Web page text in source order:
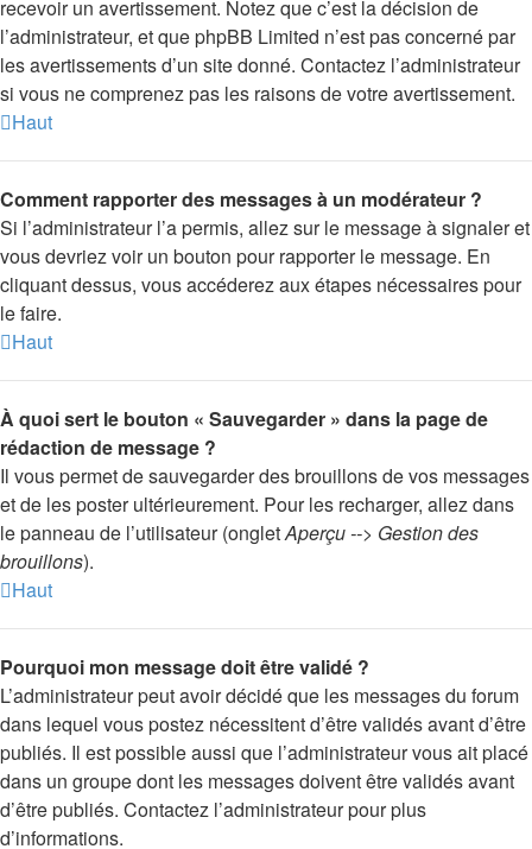
recevoir un avertissement. Notez que c’est la décision de
l’administrateur, et que phpBB Limited n’est pas concerné par
les avertissements d’un site donné. Contactez l’administrateur
si vous ne comprenez pas les raisons de votre avertissement.
Haut
Comment rapporter des messages à un modérateur ?
Si l’administrateur l’a permis, allez sur le message à signaler et
vous devriez voir un bouton pour rapporter le message. En
cliquant dessus, vous accéderez aux étapes nécessaires pour
le faire.
Haut
À quoi sert le bouton « Sauvegarder » dans la page de
rédaction de message ?
Il vous permet de sauvegarder des brouillons de vos messages
et de les poster ultérieurement. Pour les recharger, allez dans
le panneau de l’utilisateur (ongletAperçu --> Gestion des
brouillons).
Haut
Pourquoi mon message doit être validé ?
L’administrateur peut avoir décidé que les messages du forum
dans lequel vous postez nécessitent d’être validés avant d’être
publiés. Il est possible aussi que l’administrateur vous ait placé
dans un groupe dont les messages doivent être validés avant
d’être publiés. Contactez l’administrateur pour plus
d’informations.